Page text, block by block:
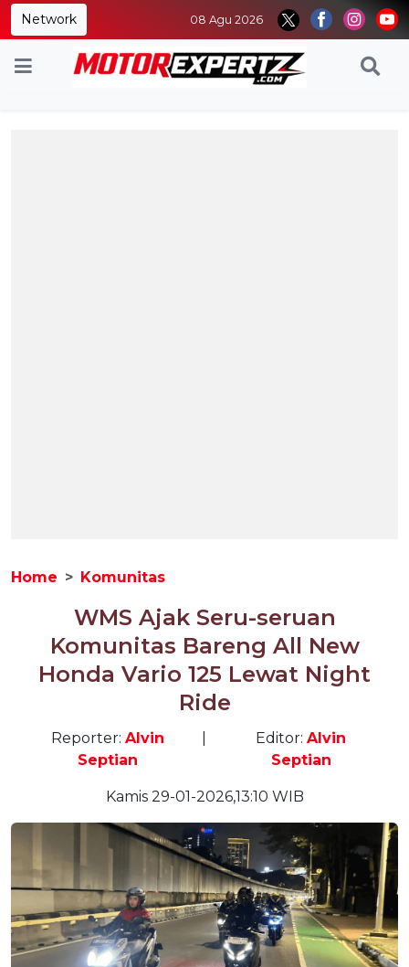
Network 08 Agu 2026
Home Komunitas
WMS Ajak Seru-seruan
Komunitas Bareng All New
Honda Vario 125 Lewat Night
Ride
Reporter: Alvin
Septian
Editor:Alvin
Septian
Kamis 29-01-2026,13:10 WIB